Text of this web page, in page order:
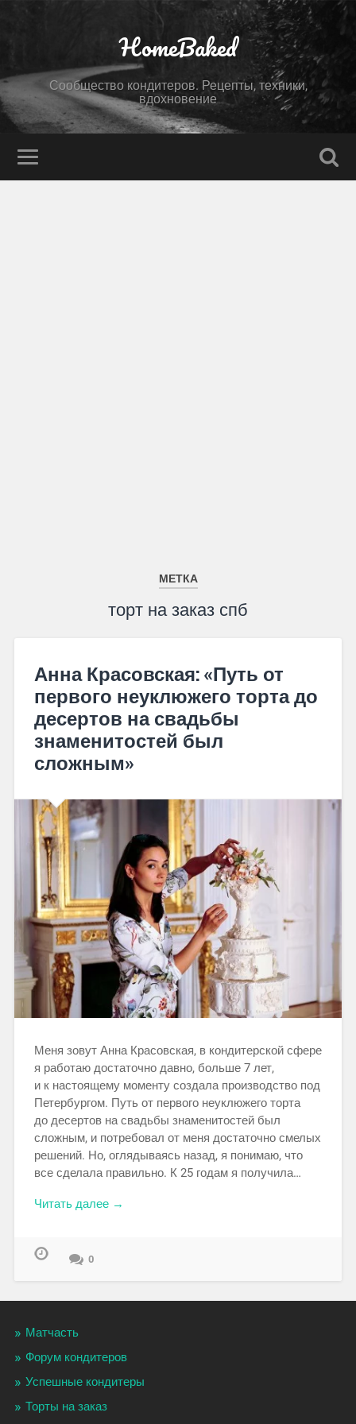
HomeBaked
Сообщество кондитеров. Рецепты, техники,
вдохновение
МЕТКА
торт на заказ спб
Анна Красовская: «Путь от
первого неуклюжего торта до
десертов на свадьбы
знаменитостей был
сложным»
Меня зовут Анна Красовская, в кондитерской сфере
я работаю достаточно давно, больше 7 лет,
и к настоящему моменту создала производство под
Петербургом. Путь от первого неуклюжего торта
до десертов на свадьбы знаменитостей был
сложным, и потребовал от меня достаточно смелых
решений. Но, оглядываясь назад, я понимаю, что
все сделала правильно. К 25 годам я получила…
Читать далее →
0
Матчасть
Форум кондитеров
Успешные кондитеры
Торты на заказ